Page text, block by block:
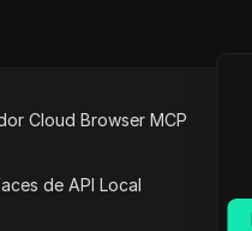
Cloud Browser MCP
de API Local